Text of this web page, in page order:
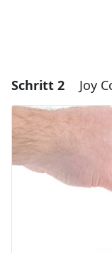
Kommentar
Schritt 2 Joy